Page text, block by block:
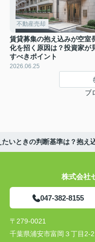
不動産売却
賃貸募集の抱え込みが空室
化を招く原因は？投資家が
すべきポイント
2026.06.25
ブ
いときの判断基準は？抱え
株式会社
047-382-8155
〒279-0021
千葉県浦安市富岡３丁目2-